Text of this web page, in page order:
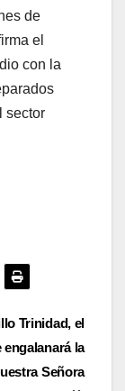
de
el
con la
sector
Trinidad, el
la
Señora